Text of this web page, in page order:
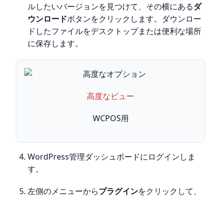
ルしたいバージョンを見つけて、その横にあるダ
ウンロードボタンをクリックします。ダウンロー
ドしたファイルをデスクトップまたは便利な場所
に保存します。
高度なビュー
WCPOS用
WordPress管理ダッシュボードにログインしま
す。
左側のメニューからプラグインをクリックして、